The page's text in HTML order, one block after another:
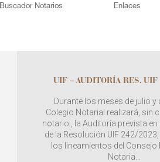
Buscador Notarios Enlaces
UIF – AUDITORÍA RES.
Durante los meses de julio y
Colegio Notarial realizará, sin
notario , la Auditoría prevista en
de la Resolución UIF 242/
los lineamientos del Consejo
Notaria...